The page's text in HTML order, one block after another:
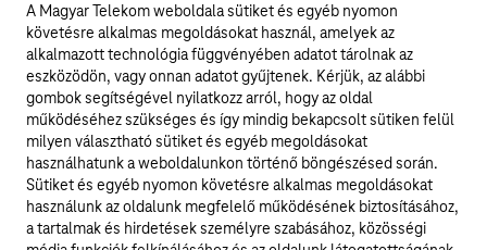
ÁSZF
Adatvédelem
Felhívások
Hírlevél
A Magyar Telekom weboldala sütiket és egyéb nyomon
követésre alkalmas megoldásokat használ, amelyek az
alkalmazott technológia függvényében adatot tárolnak az
eszközödön, vagy onnan adatot gyűjtenek. Kérjük, az alábbi
gombok segítségével nyilatkozz arról, hogy az oldal
működéséhez szükséges és így mindig bekapcsolt sütiken felül
milyen választható sütiket és egyéb megoldásokat
használhatunk a weboldalunkon történő böngészésed során.
Sütiket és egyéb nyomon követésre alkalmas megoldásokat
használunk az oldalunk megfelelő működésének biztosításához,
a tartalmak és hirdetések személyre szabásához, közösségi